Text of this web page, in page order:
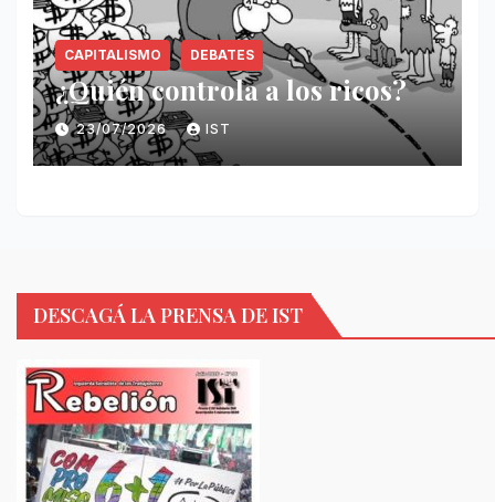
CAPITALISMO DEBATES
¿Quién controla a los ricos?
23/07/2026 IST
DESCAGÁ LA PRENSA DE IST